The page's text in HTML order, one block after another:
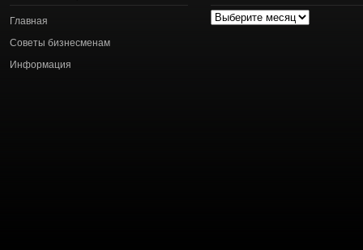
Главная
Советы бизнесменам
Информация
Архив